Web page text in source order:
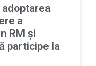
a
RM și
participe la